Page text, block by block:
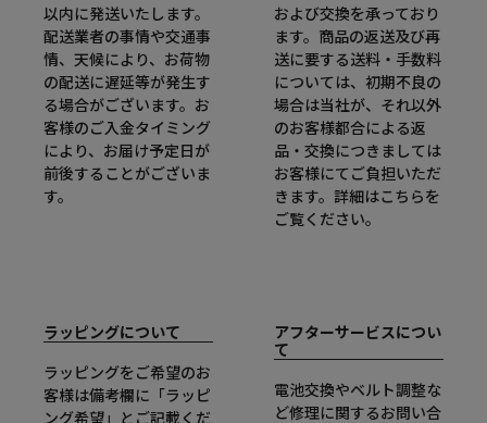
以内に発送いたします。
配送業者の事情や交通事
情、天候により、お荷物
の配送に遅延等が発生す
る場合がございます。お
客様のご入金タイミング
により、お届け予定日が
前後することがございま
す。
および交換を承っており
ます。商品の返送及び再
送に要する送料・手数料
については、初期不良の
場合は当社が、それ以外
のお客様都合による返
品・交換につきましては
お客様にてご負担いただ
きます。詳細はこちらを
ご覧ください。
ラッピングについて
ラッピングをご希望のお
客様は備考欄に「ラッピ
ング希望」とご記載くだ
アフターサービスについ
て
電池交換やベルト調整な
ど修理に関するお問い合